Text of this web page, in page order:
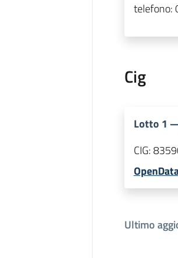
telefono:
Cig
Lotto 1
CIG:
Ultimo